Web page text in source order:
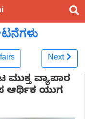
Next
ವ್ಯಾಪಾರ
ಆರ್ಥಿಕ ಯುಗ